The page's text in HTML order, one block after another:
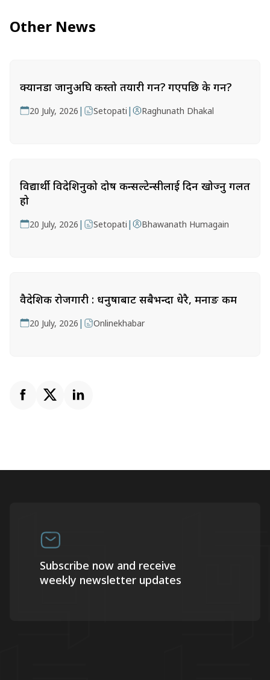
Other News
क्यानडा जानुअघि कस्तो तयारी गर्ने? गएपछि के गर्ने?
20 July, 2026 | Setopati | Raghunath Dhakal
विद्यार्थी विदेशिनुको दोष कन्सल्टेन्सीलाई दिन खोज्नु गलत
हो
20 July, 2026 | Setopati | Bhawanath Humagain
वैदेशिक रोजगारी : धनुषाबाट सबैभन्दा धेरै, मनाङ कम
20 July, 2026 | Onlinekhabar
Subscribe now and receive
weekly newsletter updates